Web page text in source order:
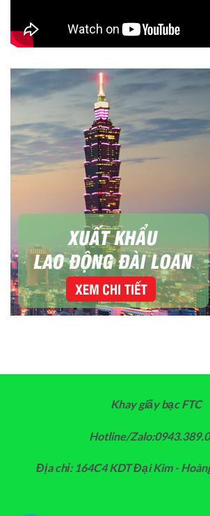
Khay giấy bạc FTC
Hotline/
Địa chỉ: 164C4 KDT Đại Kim -